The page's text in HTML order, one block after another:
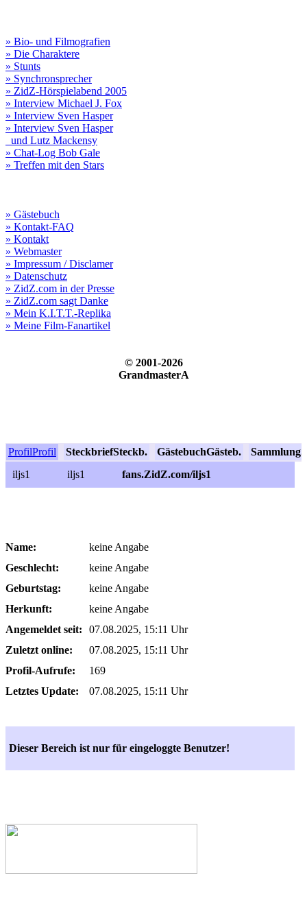
» Bio- und Filmografien
» Die Charaktere
» Stunts
» Synchronsprecher
» ZidZ-Hörspielabend 2005
» Interview Michael J. Fox
» Interview Sven Hasper
» Interview Sven Hasper
und Lutz Mackensy
» Chat-Log Bob Gale
» Treffen mit den Stars
» Gästebuch
» Kontakt-FAQ
» Kontakt
» Webmaster
» Impressum / Disclamer
» Datenschutz
» ZidZ.com in der Presse
» ZidZ.com sagt Danke
» Mein K.I.T.T.-Replika
» Meine Film-Fanartikel
© 2001-2026
GrandmasterA
ProfilProfil SteckbriefSteckb. GästebuchGästeb. Sammlung
iljs1
iljs1 fans.ZidZ.com/iljs1
Name:
keine Angabe
Geschlecht:
keine Angabe
Geburtstag:
keine Angabe
Herkunft:
keine Angabe
Angemeldet seit:
07.08.2025, 15:11 Uhr
Zuletzt online:
07.08.2025, 15:11 Uhr
Profil-Aufrufe:
169
Letztes Update:
07.08.2025, 15:11 Uhr
Dieser Bereich ist nur für eingeloggte Benutzer!